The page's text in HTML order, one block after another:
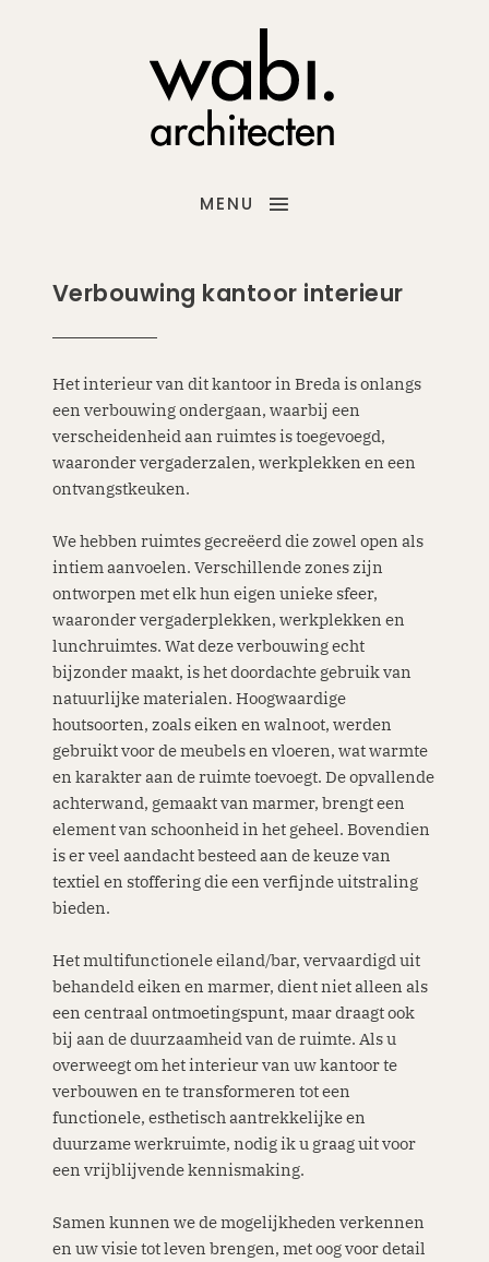
MENU
Verbouwing kantoor interieur
Het interieur van dit kantoor in Breda is onlangs
een verbouwing ondergaan, waarbij een
verscheidenheid aan ruimtes is toegevoegd,
waaronder vergaderzalen, werkplekken en een
ontvangstkeuken.
We hebben ruimtes gecreëerd die zowel open als
intiem aanvoelen. Verschillende zones zijn
ontworpen met elk hun eigen unieke sfeer,
waaronder vergaderplekken, werkplekken en
lunchruimtes. Wat deze verbouwing echt
bijzonder maakt, is het doordachte gebruik van
natuurlijke materialen. Hoogwaardige
houtsoorten, zoals eiken en walnoot, werden
gebruikt voor de meubels en vloeren, wat warmte
en karakter aan de ruimte toevoegt. De opvallende
achterwand, gemaakt van marmer, brengt een
element van schoonheid in het geheel. Bovendien
is er veel aandacht besteed aan de keuze van
textiel en stoffering die een verfijnde uitstraling
bieden.
Het multifunctionele eiland/bar, vervaardigd uit
behandeld eiken en marmer, dient niet alleen als
een centraal ontmoetingspunt, maar draagt ook
bij aan de duurzaamheid van de ruimte. Als u
overweegt om het interieur van uw kantoor te
verbouwen en te transformeren tot een
functionele, esthetisch aantrekkelijke en
duurzame werkruimte, nodig ik u graag uit voor
een vrijblijvende kennismaking.
Samen kunnen we de mogelijkheden verkennen
en uw visie tot leven brengen, met oog voor detail